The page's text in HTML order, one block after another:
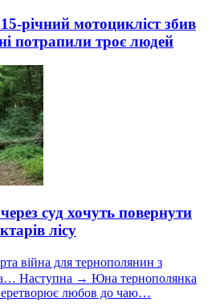
річний мотоцикліст збив
потрапили троє людей
суд хочуть повернути
лісу
війна для тернополянин з
Наступна → Юна тернополянка
любов до чаю…